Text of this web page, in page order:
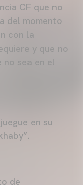
CF que no
del momento
con la
y que no
no sea en el
en su
de